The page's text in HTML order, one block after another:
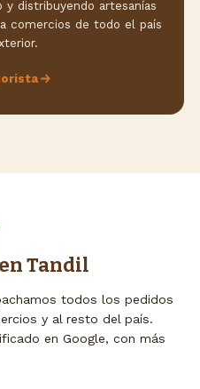
y distribuyendo artesanías
comercios de todo el país
Tandil
todos los pedidos
y al resto del país.
en Google, con más